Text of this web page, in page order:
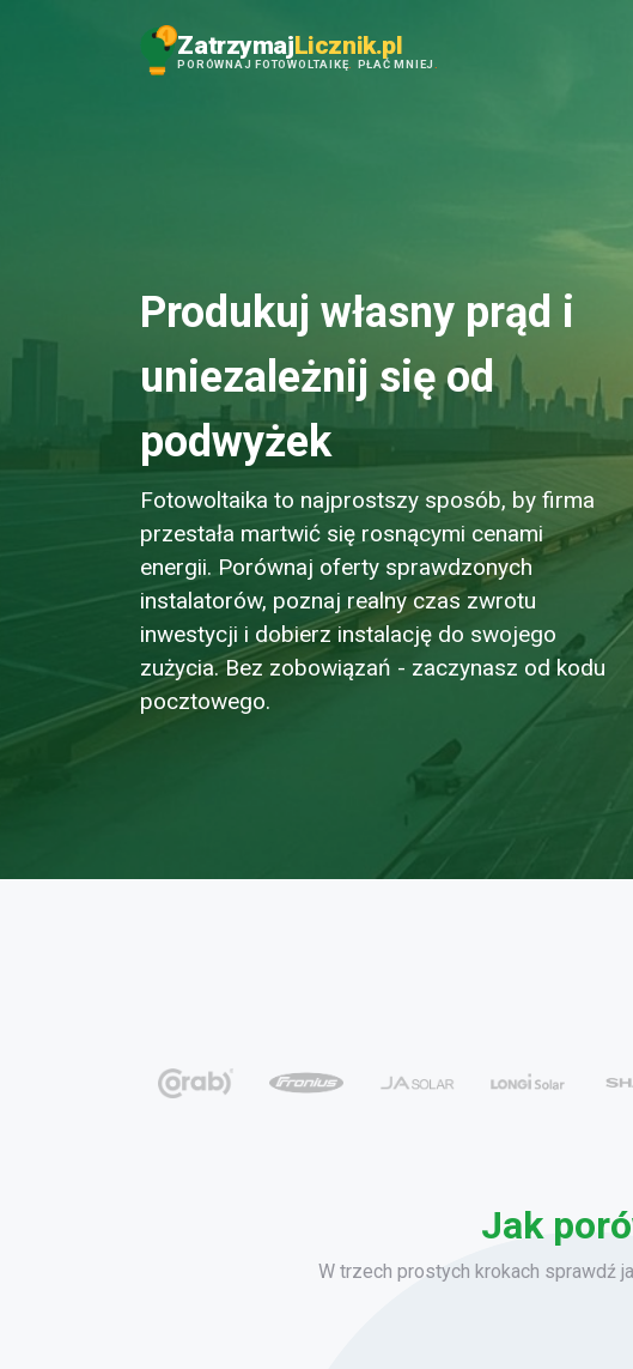
ZatrzymajLicznik.pl
PORÓWNAJ FOTOWOLTAIKĘ PŁAĆ MNIEJ
Produkuj własny prąd i
uniezależnij się od
podwyżek
Fotowoltaika to najprostszy sposób, by firma
przestała martwić się rosnącymi cenami
energii. Porównaj oferty sprawdzonych
instalatorów, poznaj realny czas zwrotu
inwestycji i dobierz instalację do swojego
zużycia. Bez zobowiązań - zaczynasz od kodu
pocztowego.
Jak
W trzech prostych krokach sprawdź